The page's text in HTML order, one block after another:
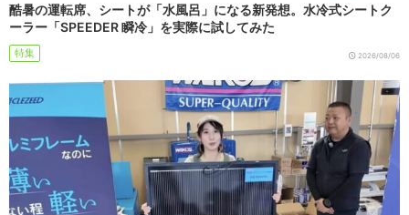
酷暑の運転席、シートが「水風呂」になる新発想。水冷式シートク
ーラー「SPEEDER 瞬冷」を実際に試してみた
特集 2026/08/06